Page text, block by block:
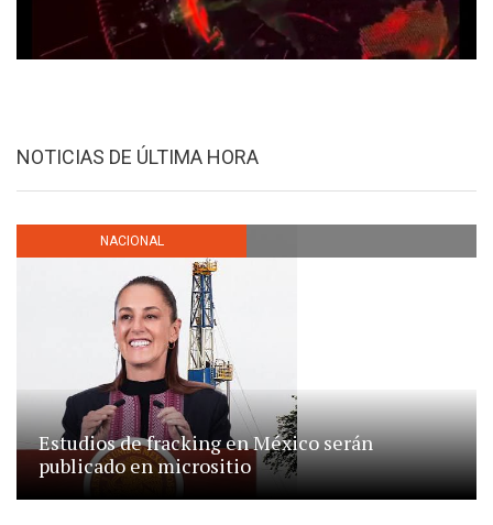
NOTICIAS DE ÚLTIMA HORA
NACIONAL
Estudios de fracking en México serán
publicado en micrositio